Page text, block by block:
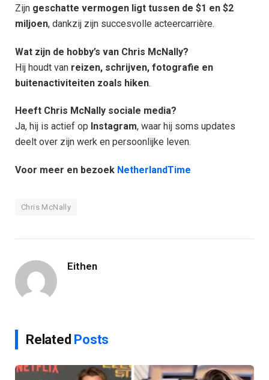
Zijn geschatte vermogen ligt tussen de $1 en $2
miljoen, dankzij zijn succesvolle acteercarrière.
Wat zijn de hobby’s van Chris McNally?
Hij houdt van reizen, schrijven, fotografie en
buitenactiviteiten zoals hiken.
Heeft Chris McNally sociale media?
Ja, hij is actief op Instagram, waar hij soms updates
deelt over zijn werk en persoonlijke leven.
Voor meer en bezoek NetherlandTime
Chris McNally
Eithen
Related Posts